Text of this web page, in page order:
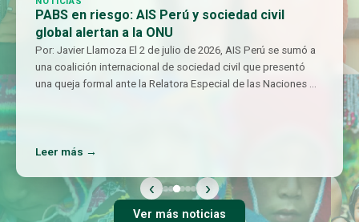
PABS en riesgo: AIS Perú y sociedad civil
global alertan a la ONU
Por: Javier Llamoza El 2 de julio de 2026, AIS Perú se sumó a
una coalición internacional de sociedad civil que presentó
una queja formal ante la Relatora Especial de las Naciones …
Leer más →
‹ ›
Ver más noticias